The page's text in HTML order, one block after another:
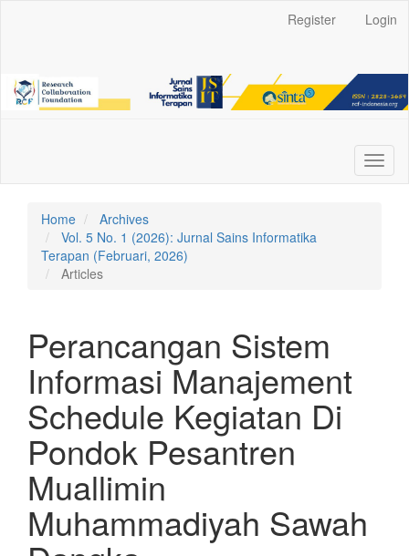
Sidebar
Register Login
Home
Archives
Vol. 5 No. 1 (2026): Jurnal Sains Informatika
Terapan (Februari, 2026)
Articles
Perancangan Sistem
Informasi Manajement
Schedule Kegiatan Di
Pondok Pesantren
Muallimin
Muhammadiyah Sawah